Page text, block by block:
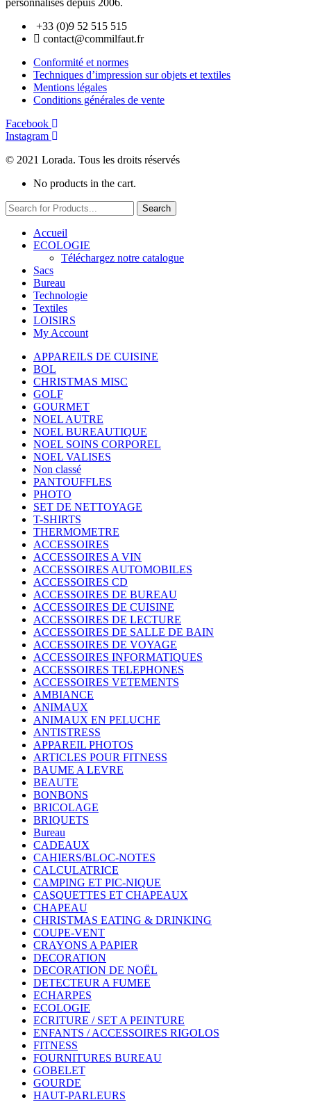
personnalisés depuis 2006.
+33 (0)9 52 515 515
contact@commilfaut.fr
Conformité et normes
Techniques d’impression sur objets et textiles
Mentions légales
Conditions générales de vente
Facebook
Instagram
© 2021 Lorada. Tous les droits réservés
No products in the cart.
Search
Accueil
ECOLOGIE
Téléchargez notre catalogue
Sacs
Bureau
Technologie
Textiles
LOISIRS
My Account
APPAREILS DE CUISINE
BOL
CHRISTMAS MISC
GOLF
GOURMET
NOEL AUTRE
NOEL BUREAUTIQUE
NOEL SOINS CORPOREL
NOEL VALISES
Non classé
PANTOUFFLES
PHOTO
SET DE NETTOYAGE
T-SHIRTS
THERMOMETRE
ACCESSOIRES
ACCESSOIRES A VIN
ACCESSOIRES AUTOMOBILES
ACCESSOIRES CD
ACCESSOIRES DE BUREAU
ACCESSOIRES DE CUISINE
ACCESSOIRES DE LECTURE
ACCESSOIRES DE SALLE DE BAIN
ACCESSOIRES DE VOYAGE
ACCESSOIRES INFORMATIQUES
ACCESSOIRES TELEPHONES
ACCESSOIRES VETEMENTS
AMBIANCE
ANIMAUX
ANIMAUX EN PELUCHE
ANTISTRESS
APPAREIL PHOTOS
ARTICLES POUR FITNESS
BAUME A LEVRE
BEAUTE
BONBONS
BRICOLAGE
BRIQUETS
Bureau
CADEAUX
CAHIERS/BLOC-NOTES
CALCULATRICE
CAMPING ET PIC-NIQUE
CASQUETTES ET CHAPEAUX
CHAPEAU
CHRISTMAS EATING & DRINKING
COUPE-VENT
CRAYONS A PAPIER
DECORATION
DECORATION DE NOËL
DETECTEUR A FUMEE
ECHARPES
ECOLOGIE
ECRITURE / SET A PEINTURE
ENFANTS / ACCESSOIRES RIGOLOS
FITNESS
FOURNITURES BUREAU
GOBELET
GOURDE
HAUT-PARLEURS